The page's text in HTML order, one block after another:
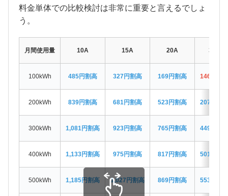
料金単体での比較検討は非常に重要と言えるでしょ
う。
月間使用量 10A 15A 20A 30A
100kWh 485円割高 327円割高 169円割高 146円お
200kWh 839円割高 681円割高 523円割高 207円割
300kWh 1,081円割高 923円割高 765円割高 449円割
400kWh 1,133円割高 975円割高 817円割高 501円割
500kWh 1,185円割高 1,027円割高 869円割高 553円割